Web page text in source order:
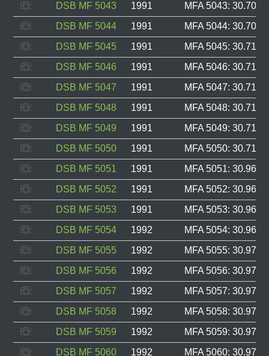
DSB MF 5043
1991
MFA 5043:
DSB MF 5044
1991
MFA 5044:
DSB MF 5045
1991
MFA 5045:
DSB MF 5046
1991
MFA 5046:
DSB MF 5047
1991
MFA 5047:
DSB MF 5048
1991
MFA 5048:
DSB MF 5049
1991
MFA 5049:
DSB MF 5050
1991
MFA 5050:
DSB MF 5051
1991
MFA 5051:
DSB MF 5052
1991
MFA 5052:
DSB MF 5053
1991
MFA 5053:
DSB MF 5054
1992
MFA 5054:
DSB MF 5055
1992
MFA 5055:
DSB MF 5056
1992
MFA 5056:
DSB MF 5057
1992
MFA 5057:
DSB MF 5058
1992
MFA 5058:
DSB MF 5059
1992
MFA 5059:
DSB MF 5060
1992 MFA 5060: